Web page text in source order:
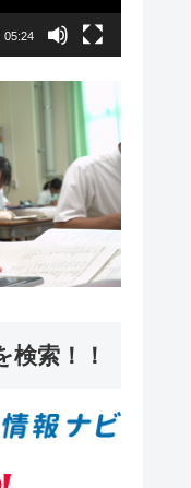
05:24
検索！！